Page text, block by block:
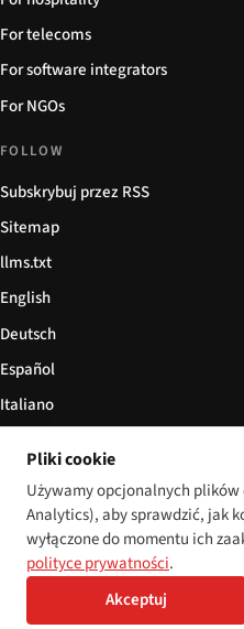
For telecoms
For software integrators
For NGOs
FOLLOW
Subskrybuj przez RSS
Sitemap
llms.txt
English
Deutsch
Español
Italiano
© 2026 Disability World. Wszelkie prawa
DeutschEspañol
Pliki cookie
Używamy opcjonalnych
Analytics), aby sprawdzić, jak
wyłączone do momentu ich
polityce prywatności.
Akceptuj